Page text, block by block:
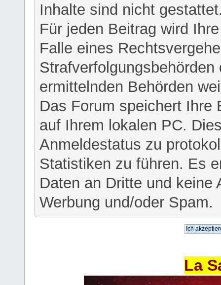
Inhalte sind nicht
Für jeden Beitrag wird
Falle eines
ermittelnden Behörden
Das Forum speichert Ihre
auf Ihrem lokalen PC.
Anmeldestatus zu
Statistiken zu führen. Es
Daten an Dritte und keine
Werbung und/oder Spam.
La